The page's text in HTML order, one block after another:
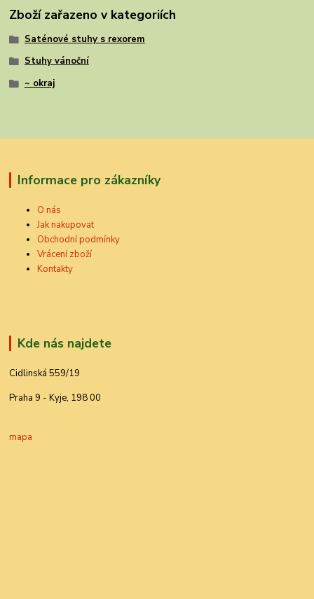
Zboží zařazeno v kategoriích
Saténové stuhy s rexorem
Stuhy vánoční
~ okraj
Informace pro zákazníky
O nás
Jak nakupovat
Obchodní podmínky
Vrácení zboží
Kontakty
Kde nás najdete
Cidlinská 559/19
Praha 9 - Kyje, 198 00
mapa